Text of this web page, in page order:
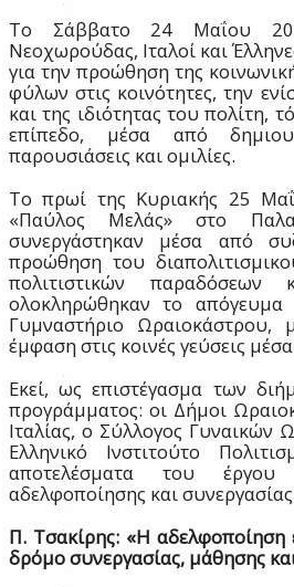
Το Σάββατο 24 Μαΐου
Νεοχωρούδας, Ιταλοί και
για την προώθηση της
φύλων στις κοινότητες, την
και της ιδιότητας του πολίτη,
επίπεδο, μέσα από
παρουσιάσεις και ομιλίες.
Το πρωί της Κυριακής 25
«Παύλος Μελάς» στο
συνεργάστηκαν μέσα από
προώθηση του
πολιτιστικών
ολοκληρώθηκαν το απόγευμα
Γυμναστήριο Ωραιοκάστρου,
έμφαση στις κοινές γεύσεις
Εκεί, ως επιστέγασμα των
προγράμματος: οι Δήμοι
Ιταλίας, ο Σύλλογος Γυναικών
Ελληνικό Ινστιτούτο
αποτελέσματα του
αδελφοποίησης και
Π. Τσακίρης: «Η αδελφοποίηση
δρόμο συνεργασίας, μάθησης